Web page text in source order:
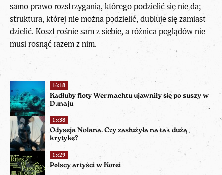
16:18
Kadłuby floty Wermachtu ujawniły się po suszy w
Dunaju
15:38
Odyseja Nolana. Czy zasłużyła na tak dużą
krytykę?
15:29
Polscy artyści w Korei
samo prawo rozstrzygania, którego podzielić się nie da;
struktura, której nie można podzielić, dubluje się zamiast
dzielić. Koszt rośnie sam z siebie, a różnica poglądów nie
musi rosnąć razem z nim.